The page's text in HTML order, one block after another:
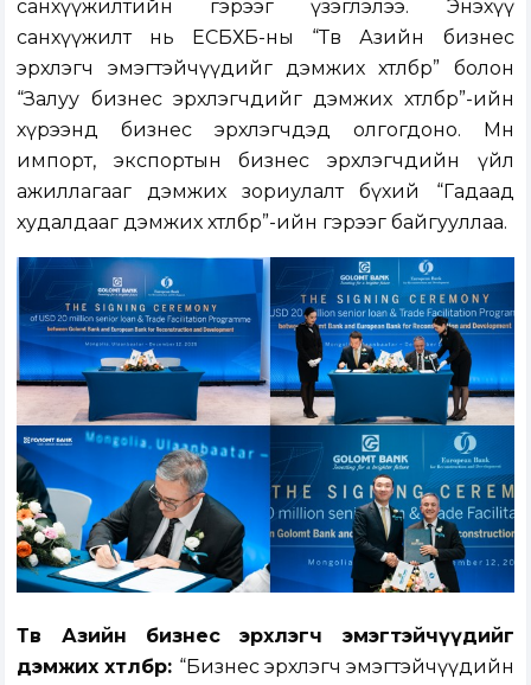
санхүүжилтийн гэрээг үзэглэлээ. Энэхүү
санхүүжилт нь ЕСБХБ-ны “Төв Азийн бизнес
эрхлэгч эмэгтэйчүүдийг дэмжих хөтөлбөр” болон
“Залуу бизнес эрхлэгчдийг дэмжих хөтөлбөр”-ийн
хүрээнд бизнес эрхлэгчдэд олгогдоно. Мөн
импорт, экспортын бизнес эрхлэгчдийн үйл
ажиллагааг дэмжих зориулалт бүхий “Гадаад
худалдааг дэмжих хөтөлбөр”-ийн гэрээг байгууллаа.
Төв Азийн бизнес эрхлэгч эмэгтэйчүүдийг
дэмжих хөтөлбөр: “Бизнес эрхлэгч эмэгтэйчүүдийн